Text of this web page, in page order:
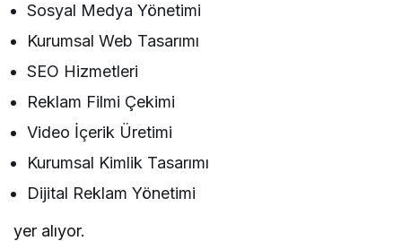
Sosyal Medya Yönetimi
Kurumsal Web Tasarımı
SEO Hizmetleri
Reklam Filmi Çekimi
Video İçerik Üretimi
Kurumsal Kimlik Tasarımı
Dijital Reklam Yönetimi
yer alıyor.